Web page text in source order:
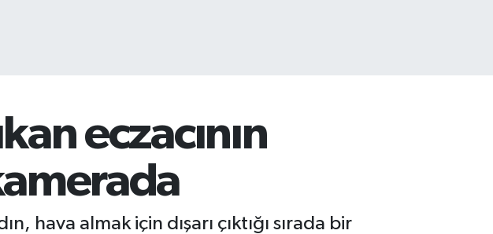
eczacının
hava almak için dışarı çıktığı sırada bir